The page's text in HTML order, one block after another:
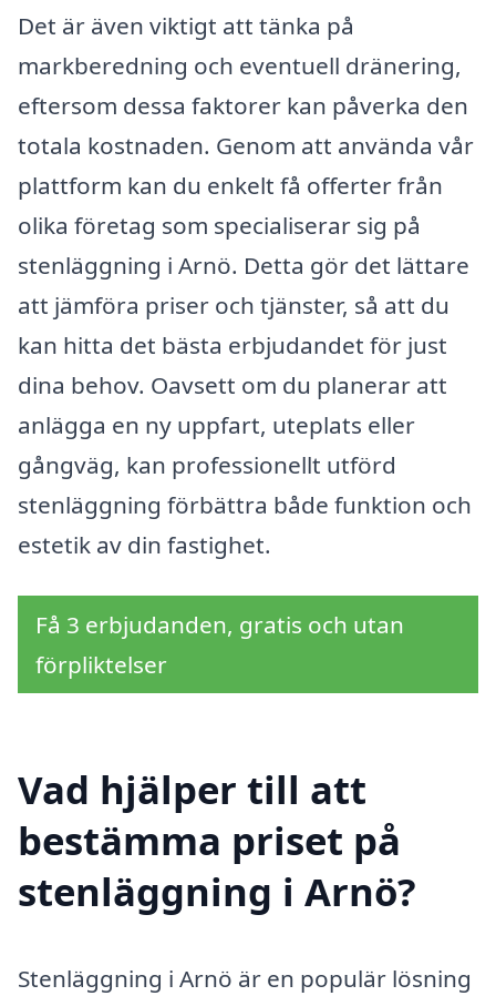
Det är även viktigt att tänka på
markberedning och eventuell dränering,
eftersom dessa faktorer kan påverka den
totala kostnaden. Genom att använda vår
plattform kan du enkelt få offerter från
olika företag som specialiserar sig på
stenläggning i Arnö. Detta gör det lättare
att jämföra priser och tjänster, så att du
kan hitta det bästa erbjudandet för just
dina behov. Oavsett om du planerar att
anlägga en ny uppfart, uteplats eller
gångväg, kan professionellt utförd
stenläggning förbättra både funktion och
estetik av din fastighet.
Få 3 erbjudanden, gratis och utan
förpliktelser
Vad hjälper till att
bestämma priset på
stenläggning i Arnö?
Stenläggning i Arnö är en populär lösning